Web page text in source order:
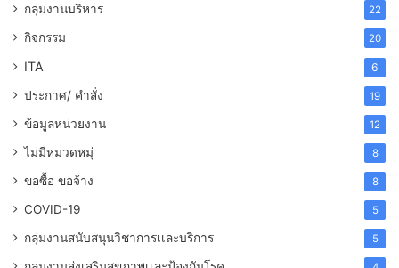
กลุ่มงานบริหาร 22
กิจกรรม 20
ITA 6
ประกาศ/ คำสั่ง 19
ข้อมูลหน่วยงาน 12
ไม่มีหมวดหมุ่ 8
ขอซื้อ ขอจ้าง 8
COVID-19 5
กลุ่มงานสนับสนุนวิชาการเเละบริการ 5